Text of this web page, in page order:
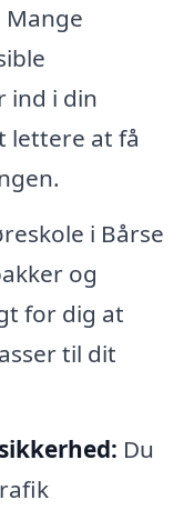
Mange
ind i din
lettere at få
i Bårse
og
for dig at
til dit
Du